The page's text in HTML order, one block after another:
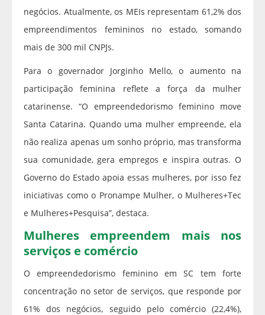
negócios. Atualmente, os MEIs representam 61,2% dos
empreendimentos femininos no estado, somando
mais de 300 mil CNPJs.
Para o governador Jorginho Mello, o aumento na
participação feminina reflete a força da mulher
catarinense. “O empreendedorismo feminino move
Santa Catarina. Quando uma mulher empreende, ela
não realiza apenas um sonho próprio, mas transforma
sua comunidade, gera empregos e inspira outras. O
Governo do Estado apoia essas mulheres, por isso fez
iniciativas como o Pronampe Mulher, o Mulheres+Tec
e Mulheres+Pesquisa”, destaca.
Mulheres empreendem mais nos
serviços e comércio
O empreendedorismo feminino em SC tem forte
concentração no setor de serviços, que responde por
61% dos negócios, seguido pelo comércio (22,4%),